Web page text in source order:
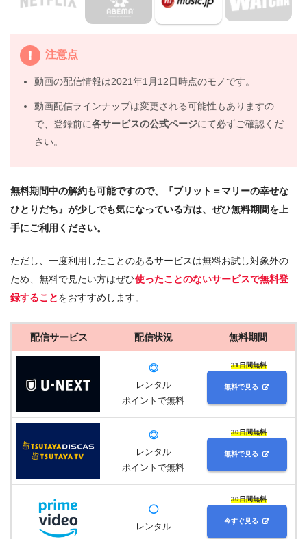
映画『ブリット＝マリーの幸せなひとりだち』の動画は
見よう
5.映画『ブリット＝マリーの幸せなひとりだち』動画フル
注意点
動画の配信情報は2021年1月12日時点のモノです。
動画配信ラインナップは変更される可能性もありますの
で、登録前に各サービスの公式ページにて必ずご確認くだ
さい。
無料期間中の解約も可能ですので、『ブリット＝マリーの幸せな
ひとりだち』が少しでも気になっている方は、ぜひ無料期間を上
手にご利用ください。
ただし、一度利用したことのあるサービスは無料お試し対象外の
ため、無料で見たい方はぜひ使ったことのないサービスで無料登
録することをおすすめします。
配信サービス 配信状況 無料期間
◎
レンタル
ポイントで無料
31日間無料
無料で見る
◎
レンタル
ポイントで無料
30日間無料
無料で見る
◯
レンタル
30日間無料
今すぐ見る